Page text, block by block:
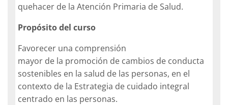
quehacer de la Atención Primaria de Salud.
Propósito del curso
Favorecer una comprensión
mayor de la promoción de cambios de conducta
sostenibles en la salud de las personas, en el
contexto de la Estrategia de cuidado integral
centrado en las personas.